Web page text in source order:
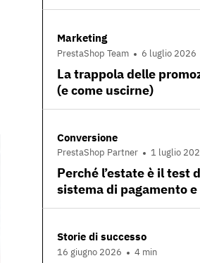
Marketing
PrestaShop Team 6 luglio 2026
La trappola delle
(e come uscirne)
Conversione
PrestaShop Partner 1 luglio
Perché l’estate è il
sistema di pagamento
Storie di successo
16 giugno 2026 4 min